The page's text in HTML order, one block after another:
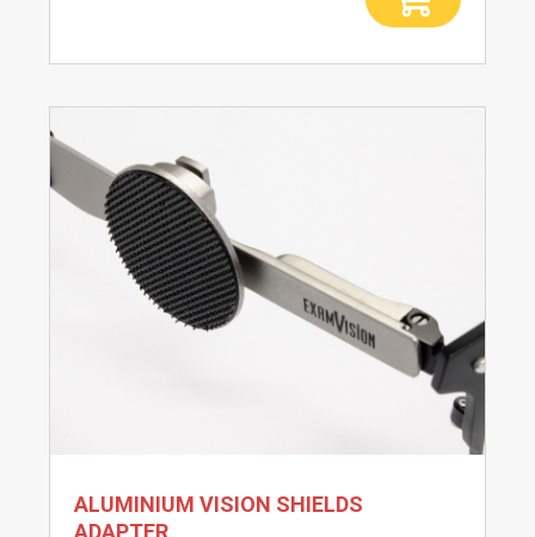
ALUMINIUM VISION SHIELDS
ADAPTER